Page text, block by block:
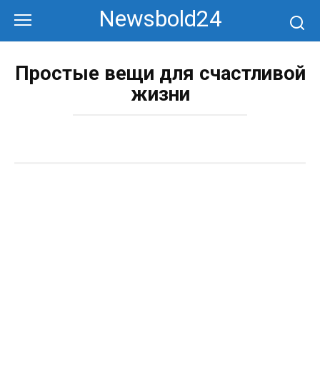
контенту
Newsbold24
Простые вещи для счастливой
жизни